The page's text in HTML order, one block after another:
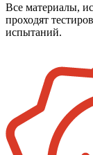
Все материалы,
проходят
испытаний.